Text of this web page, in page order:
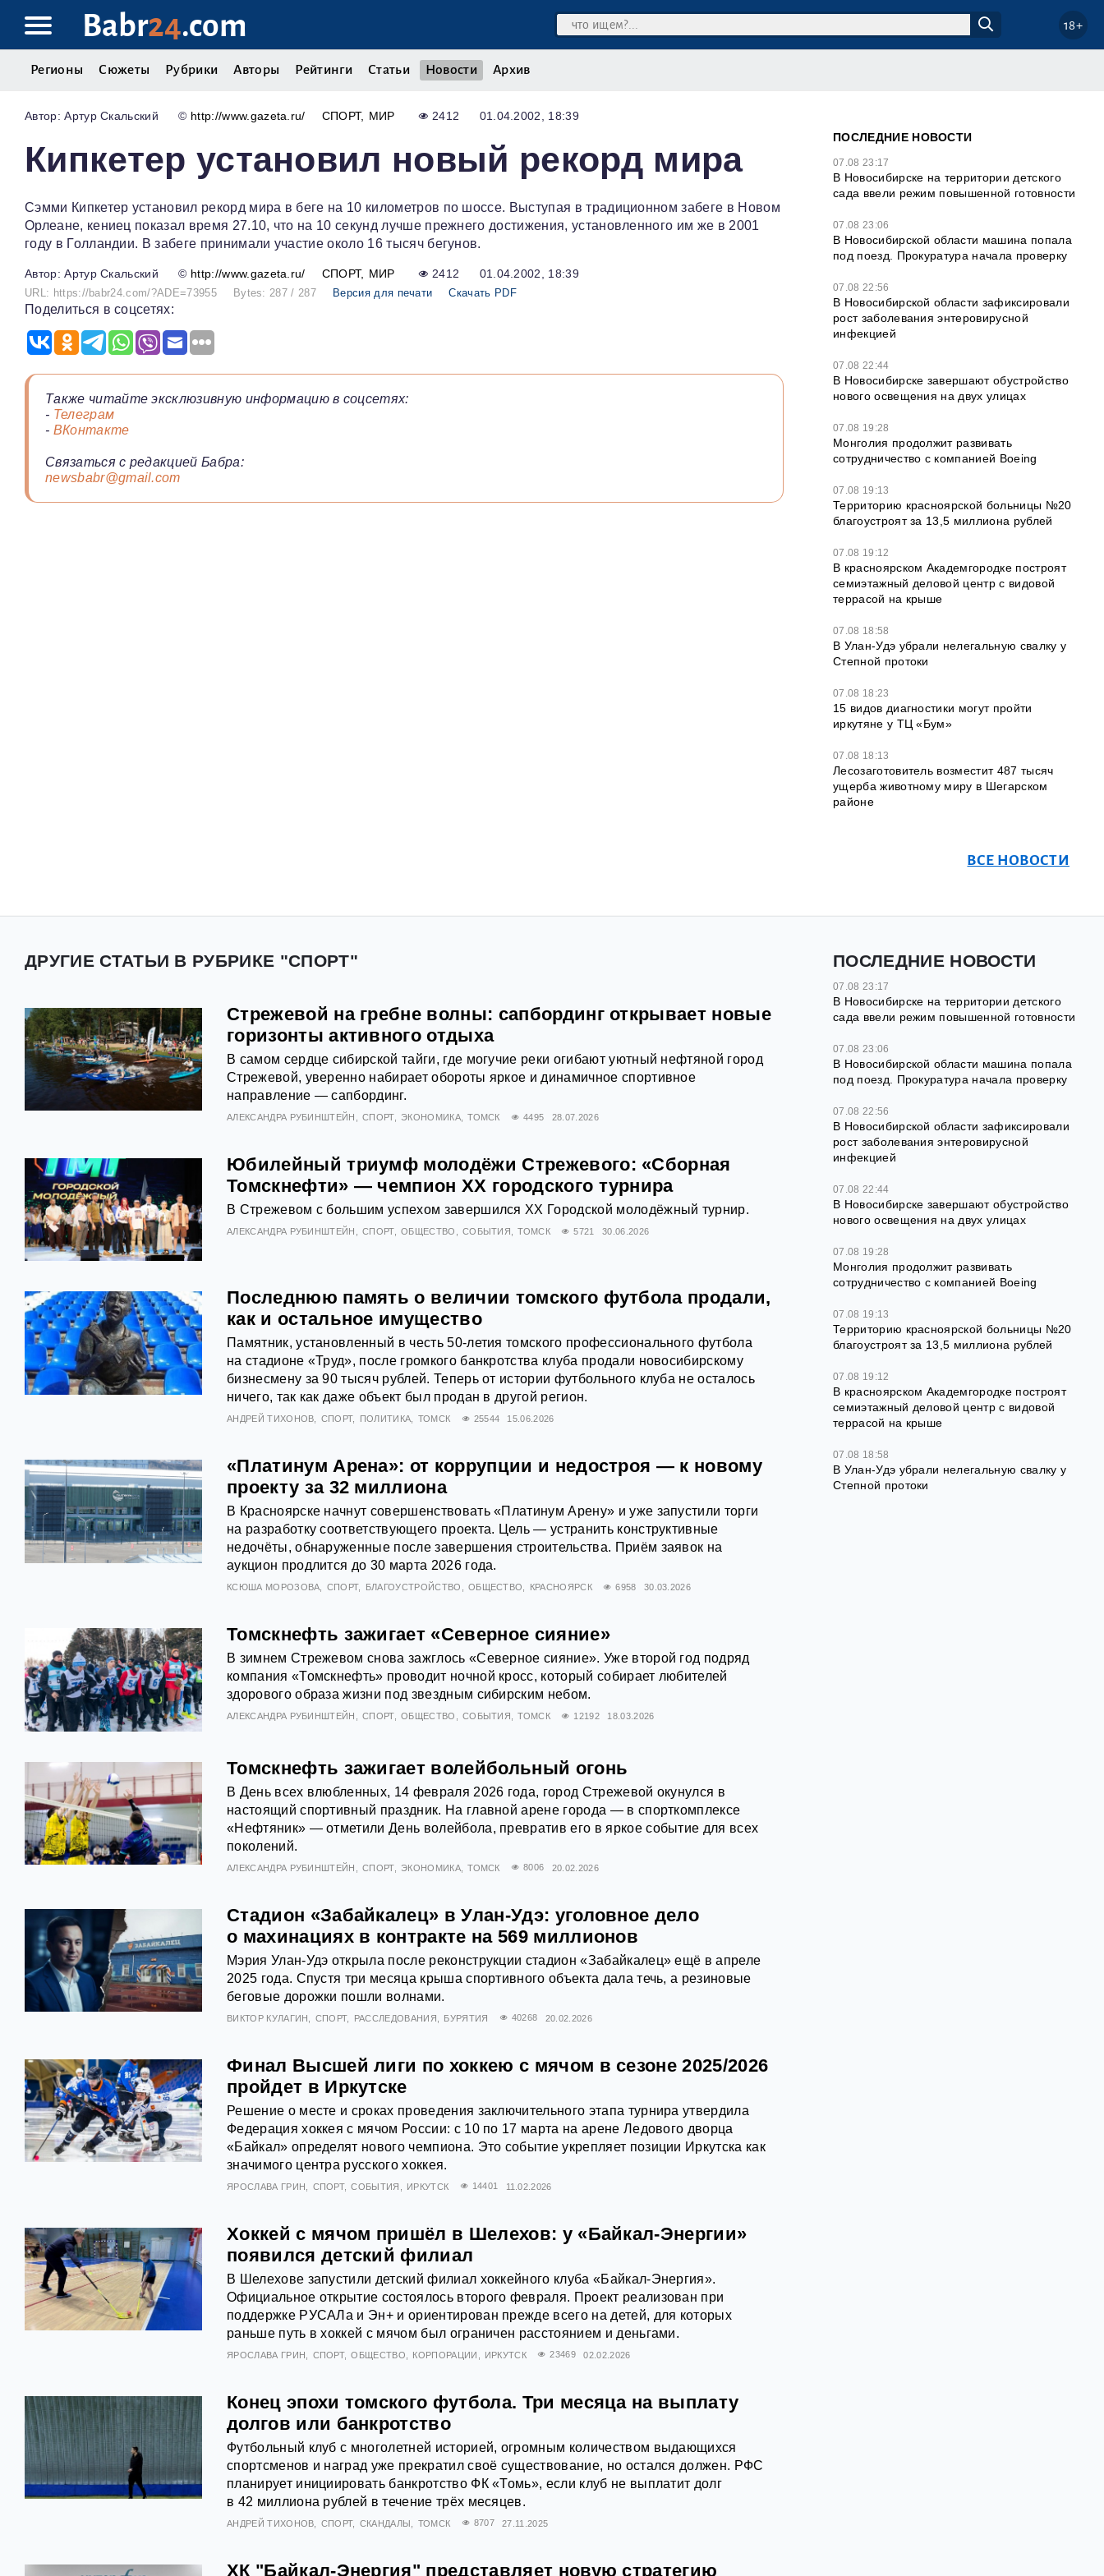
Babr24.com 18+
Регионы Сюжеты Рубрики Авторы Рейтинги Статьи Новости Архив
Артур Скальский © http://www.gazeta.ru/ СПОРТ МИР 2412 01.04.2002, 18:39
Кипкетер установил новый рекорд мира
Сэмми Кипкетер установил рекорд мира в беге на 10 километров по шоссе. Выступая в традиционном забеге в Новом
Орлеане, кениец показал время 27.10, что на 10 секунд лучше прежнего достижения, установленного им же в 2001
году в Голландии. В забеге принимали участие около 16 тысяч бегунов.
Артур Скальский © http://www.gazeta.ru/ СПОРТ МИР 2412 01.04.2002, 18:39
URL: https://babr24.com/?ADE=73955 Bytes: 287 / 287 Версия для печати Скачать PDF
Поделиться в соцсетях:
Также читайте эксклюзивную информацию в соцсетях:
- Телеграм
- ВКонтакте
Связаться с редакцией Бабра:
newsbabr@gmail.com
ПОСЛЕДНИЕ НОВОСТИ
07.08 23:17
В Новосибирске на территории детского
сада ввели режим повышенной готовности
07.08 23:06
В Новосибирской области машина попала
под поезд. Прокуратура начала проверку
07.08 22:56
В Новосибирской области зафиксировали
рост заболевания энтеровирусной
инфекцией
07.08 22:44
В Новосибирске завершают обустройство
нового освещения на двух улицах
07.08 19:28
Монголия продолжит развивать
сотрудничество с компанией Boeing
07.08 19:13
Территорию красноярской больницы №20
благоустроят за 13,5 миллиона рублей
07.08 19:12
В красноярском Академгородке построят
семиэтажный деловой центр с видовой
террасой на крыше
07.08 18:58
В Улан-Удэ убрали нелегальную свалку у
Степной протоки
07.08 18:23
15 видов диагностики могут пройти
иркутяне у ТЦ «Бум»
07.08 18:13
Лесозаготовитель возместит 487 тысяч
ущерба животному миру в Шегарском
районе
ВСЕ НОВОСТИ
ДРУГИЕ СТАТЬИ В РУБРИКЕ "СПОРТ"
Стрежевой на гребне волны: сапбординг открывает новые
горизонты активного отдыха
В самом сердце сибирской тайги, где могучие реки огибают уютный нефтяной город
Стрежевой, уверенно набирает обороты яркое и динамичное спортивное
направление — сапбординг.
АЛЕКСАНДРА РУБИНШТЕЙН СПОРТ ЭКОНОМИКА ТОМСК 4495 28.07.2026
Юбилейный триумф молодёжи Стрежевого: «Сборная
Томскнефти» — чемпион XX городского турнира
В Стрежевом с большим успехом завершился XX Городской молодёжный турнир.
АЛЕКСАНДРА РУБИНШТЕЙН СПОРТ ОБЩЕСТВО СОБЫТИЯ ТОМСК 5721 30.06.2026
Последнюю память о величии томского футбола продали,
как и остальное имущество
Памятник, установленный в честь 50-летия томского профессионального футбола
на стадионе «Труд», после громкого банкротства клуба продали новосибирскому
бизнесмену за 90 тысяч рублей. Теперь от истории футбольного клуба не осталось
ничего, так как даже объект был продан в другой регион.
АНДРЕЙ ТИХОНОВ СПОРТ ПОЛИТИКА ТОМСК 25544 15.06.2026
«Платинум Арена»: от коррупции и недостроя — к новому
проекту за 32 миллиона
В Красноярске начнут совершенствовать «Платинум Арену» и уже запустили торги
на разработку соответствующего проекта. Цель — устранить конструктивные
недочёты, обнаруженные после завершения строительства. Приём заявок на
аукцион продлится до 30 марта 2026 года.
КСЮША МОРОЗОВА СПОРТ БЛАГОУСТРОЙСТВО ОБЩЕСТВО КРАСНОЯРСК 6958 30.03.2026
Томскнефть зажигает «Северное сияние»
В зимнем Стрежевом снова зажглось «Северное сияние». Уже второй год подряд
компания «Томскнефть» проводит ночной кросс, который собирает любителей
здорового образа жизни под звездным сибирским небом.
АЛЕКСАНДРА РУБИНШТЕЙН СПОРТ ОБЩЕСТВО СОБЫТИЯ ТОМСК 12192 18.03.2026
Томскнефть зажигает волейбольный огонь
В День всех влюбленных, 14 февраля 2026 года, город Стрежевой окунулся в
настоящий спортивный праздник. На главной арене города — в спорткомплексе
«Нефтяник» — отметили День волейбола, превратив его в яркое событие для всех
поколений.
АЛЕКСАНДРА РУБИНШТЕЙН СПОРТ ЭКОНОМИКА ТОМСК 8006 20.02.2026
Стадион «Забайкалец» в Улан-Удэ: уголовное дело
о махинациях в контракте на 569 миллионов
Мэрия Улан-Удэ открыла после реконструкции стадион «Забайкалец» ещё в апреле
2025 года. Спустя три месяца крыша спортивного объекта дала течь, а резиновые
беговые дорожки пошли волнами.
ВИКТОР КУЛАГИН СПОРТ РАССЛЕДОВАНИЯ БУРЯТИЯ 40268 20.02.2026
Финал Высшей лиги по хоккею с мячом в сезоне 2025/2026
пройдет в Иркутске
Решение о месте и сроках проведения заключительного этапа турнира утвердила
Федерация хоккея с мячом России: с 10 по 17 марта на арене Ледового дворца
«Байкал» определят нового чемпиона. Это событие укрепляет позиции Иркутска как
значимого центра русского хоккея.
ЯРОСЛАВА ГРИН СПОРТ СОБЫТИЯ ИРКУТСК 14401 11.02.2026
Хоккей с мячом пришёл в Шелехов: у «Байкал-Энергии»
появился детский филиал
В Шелехове запустили детский филиал хоккейного клуба «Байкал-Энергия».
Официальное открытие состоялось второго февраля. Проект реализован при
поддержке РУСАЛа и Эн+ и ориентирован прежде всего на детей, для которых
раньше путь в хоккей с мячом был ограничен расстоянием и деньгами.
ЯРОСЛАВА ГРИН СПОРТ ОБЩЕСТВО КОРПОРАЦИИ ИРКУТСК 23469 02.02.2026
Конец эпохи томского футбола. Три месяца на выплату
долгов или банкротство
Футбольный клуб с многолетней историей, огромным количеством выдающихся
спортсменов и наград уже прекратил своё существование, но остался должен. РФС
планирует инициировать банкротство ФК «Томь», если клуб не выплатит долг
в 42 миллиона рублей в течение трёх месяцев.
АНДРЕЙ ТИХОНОВ СПОРТ СКАНДАЛЫ ТОМСК 8707 27.11.2025
ХК "Байкал-Энергия" представляет новую стратегию
ПОСЛЕДНИЕ НОВОСТИ
07.08 23:17
В Новосибирске на территории детского
сада ввели режим повышенной готовности
07.08 23:06
В Новосибирской области машина попала
под поезд. Прокуратура начала проверку
07.08 22:56
В Новосибирской области зафиксировали
рост заболевания энтеровирусной
инфекцией
07.08 22:44
В Новосибирске завершают обустройство
нового освещения на двух улицах
07.08 19:28
Монголия продолжит развивать
сотрудничество с компанией Boeing
07.08 19:13
Территорию красноярской больницы №20
благоустроят за 13,5 миллиона рублей
07.08 19:12
В красноярском Академгородке построят
семиэтажный деловой центр с видовой
террасой на крыше
07.08 18:58
В Улан-Удэ убрали нелегальную свалку у
Степной протоки